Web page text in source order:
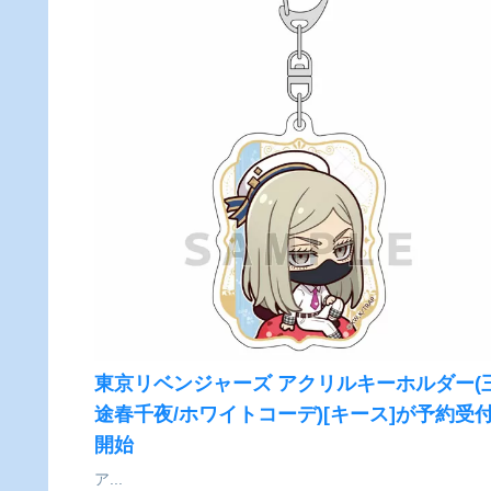
東京リベンジャーズ アクリルキーホルダー(
途春千夜/ホワイトコーデ)[キース]が予約受
開始
ア...